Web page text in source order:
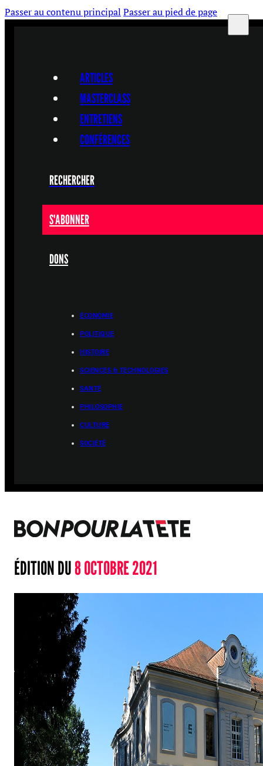
Passer au contenu principal Passer au pied de page
ARTICLES
MASTERCLASS
ENTRETIENS
CONFÉRENCES
RECHERCHER
S'ABONNER
DONS
ÉCONOMIE
POLITIQUE
HISTOIRE
SCIENCES & TECHNOLOGIES
SANTÉ
PHILOSOPHIE
CULTURE
SOCIÉTÉ
ÉDITION DU8 OCTOBRE 2021